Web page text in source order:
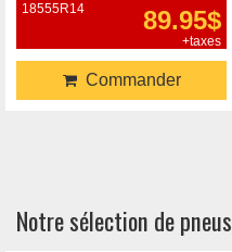
18555R14
89.95$
+taxes
Commander
Notre sélection de pneus